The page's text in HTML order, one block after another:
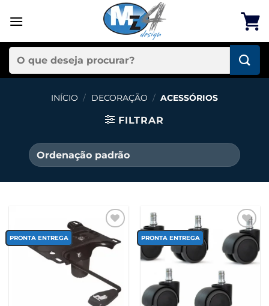
Pesquisar
por:
INÍCIO / DECORAÇÃO / ACESSÓRIOS
FILTRAR
PRONTA ENTREGA
Add to
wishlist
PRONTA ENTREGA
Add to
wishlist